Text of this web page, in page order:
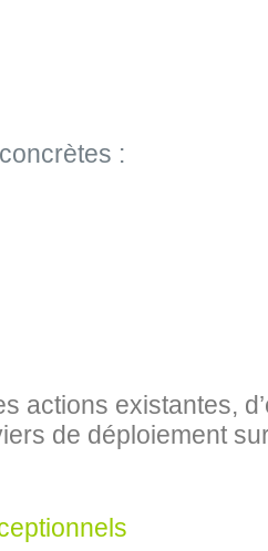
:
actions existantes,
de déploiement